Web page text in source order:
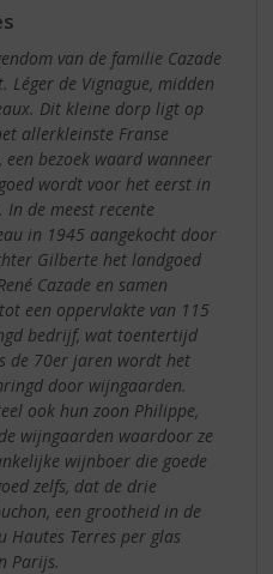
van de familie Cazade
de Vignague, midden
Dit kleine dorp ligt op
allerkleinste Franse
een bezoek waard wanneer
wordt voor het eerst in
In de meest recente
in 1945 aangekocht door
Gilberte het landgoed
Cazade en samen
een oppervlakte van 115
bedrijf, wat toentertijd
de 70er jaren wordt het
door wijngaarden.
ook hun zoon Philippe,
wijngaarden waardoor ze
wijnboer die goede
zelfs, dat de drie
een grootheid in de
Hautes Terres per glas
Parijs.